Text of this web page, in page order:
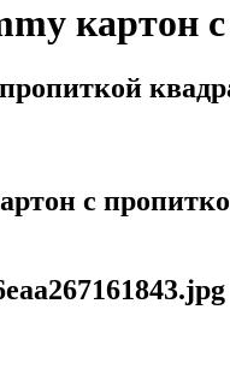
картон
с